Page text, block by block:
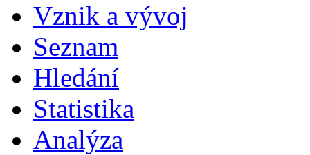
Vznik a vývoj
Seznam
Hledání
Statistika
Analýza